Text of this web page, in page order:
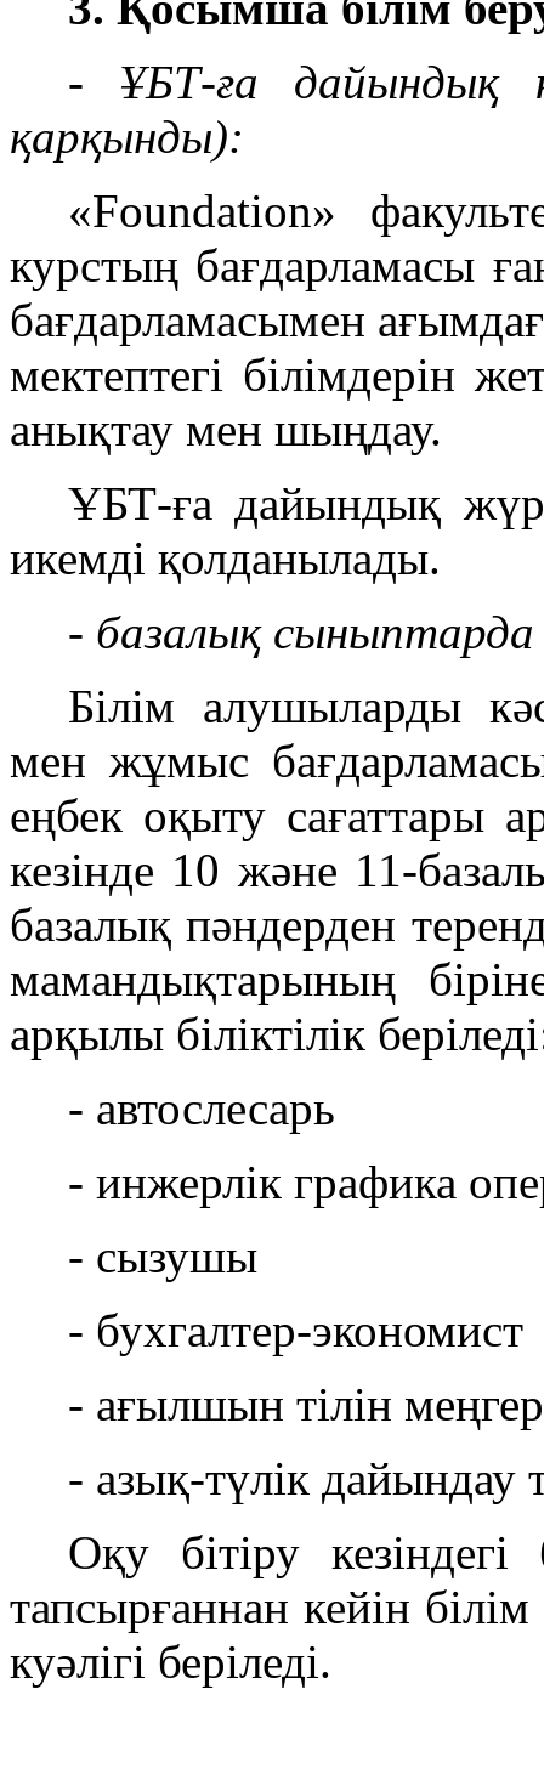
- ҰБТ-ға дайындық
қарқынды):
«Foundation»
курстың бағдарламасы
бағдарламасымен
мектептегі білімдерін
анықтау мен шыңдау.
ҰБТ-ға дайындық
икемді қолданылады.
- базалық сыныптарда
Білім алушыларды
мен жұмыс
еңбек оқыту сағаттары
кезінде 10 және 11-
базалық пәндерден
мамандықтарының
арқылы біліктілік
- автослесарь
- инжерлік графика
- сызушы
- бухгалтер-экономист
- ағылшын тілін
- азық-түлік дайындау
Оқу бітіру кезіндегі
тапсырғаннан кейін
куәлігі беріледі.